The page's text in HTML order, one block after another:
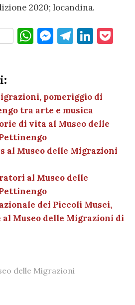
2020; locandina.
W
A
p
p
M
g
er
T
a
m
Li
dI
n
pomeriggio di
tra arte e musica
di vita al Museo delle
al Museo delle Migrazioni
al Museo delle
dei Piccoli Musei,
Museo delle Migrazioni di
delle Migrazioni